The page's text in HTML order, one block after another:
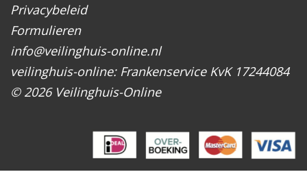
Privacybeleid
Formulieren
info@veilinghuis-online.nl
veilinghuis-online: Frankenservice KvK 17244084
© 2026 Veilinghuis-Online